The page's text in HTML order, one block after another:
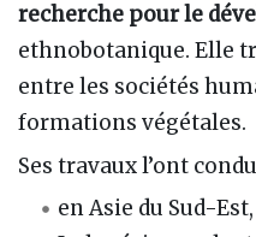
recherche pour le
ethnobotanique. Elle
entre les sociétés
formations végétales.
Ses travaux l’ont
en Asie du Sud-